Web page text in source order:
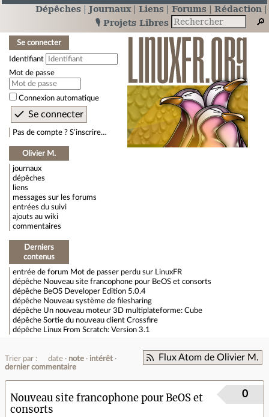
Dépêches Journaux Liens Forums
Rédaction
🎙️ Projets Libres
Se connecter
Identifiant
Mot de passe
Connexion automatique
Pas de compte ? S’inscrire…
Olivier M.
journaux
dépêches
liens
messages sur les forums
entrées du suivi
ajouts au wiki
commentaires
Derniers
contenus
entrée de forum Mot de passer perdu sur LinuxFR
dépêche Nouveau site francophone pour BeOS et consorts
dépêche BeOS Developer Edition 5.0.4
dépêche Nouveau système de filesharing
dépêche Un nouveau moteur 3D multiplateforme: Cube
dépêche Sortie du nouveau client Crossfire
dépêche
Linux From Scratch: Version 3.1
Flux Atom de Olivier M.
Trier par : date note
intérêt
dernier commentaire
Nouveau site francophone pour BeOS et
consorts
0